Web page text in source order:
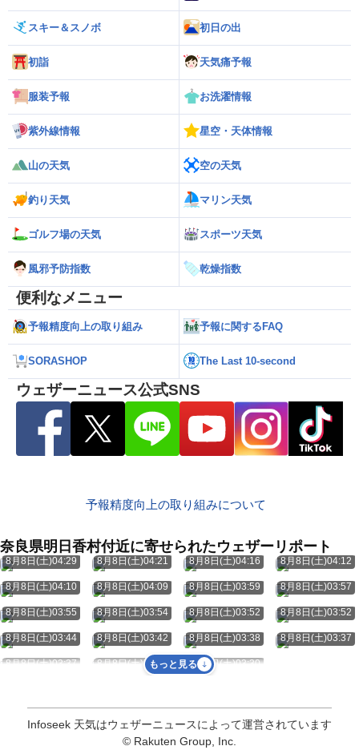
スキー＆スノボ 初日の出
初詣 天気痛予報
服装予報 お洗濯情報
紫外線情報 星空・天体情報
山の天気 空の天気
釣り天気 マリン天気
ゴルフ場の天気 スポーツ天気
風邪予防指数 乾燥指数
便利なメニュー
予報精度向上の取り組み 予報に関するFAQ
SORASHOP The Last 10-second
ウェザーニュース公式SNS
予報精度向上の取り組みについて
奈良県明日香村付近に寄せられたウェザーリポート
8月8日(土)04:29 8月8日(土)04:21 8月8日(土)04:16 8月8日(土)04:12
8月8日(土)04:10 8月8日(土)04:09 8月8日(土)03:59 8月8日(土)03:57
8月8日(土)03:55 8月8日(土)03:54 8月8日(土)03:52 8月8日(土)03:52
8月8日(土)03:44 8月8日(土)03:42 8月8日(土)03:38 8月8日(土)03:37
8月8日(土)03:37 8月8日(土)03:35 8月8日(土)03:30
もっと見る
Infoseek 天気はウェザーニュースによって運営されています
© Rakuten Group, Inc.